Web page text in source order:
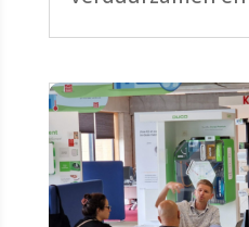
kunnen je
subsidie.